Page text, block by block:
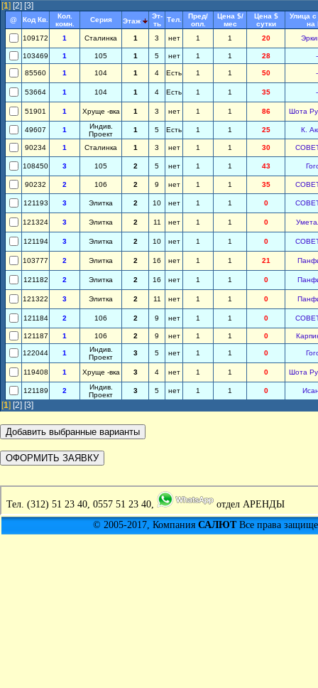
[1] [2] [3]
@ Код Кв.
Кол.
комн.
Серия Этаж
Эт-
ть
Тел.
Пред/
опл.
Цена $/
мес
Цена $
сутки
Улица
на
109172
1 Сталинка 1 3 нет 1 1 20
103469 1 105 1 5 нет 1 1 28 -
85560 1 104 1 4 Есть 1 1 50 -
53664 1 104 1 4 Есть 1 1 35 -
51901 1 Хруще -вка 1 3 нет 1 1 86 Шота
49607 1
Индив.
Проект
1 5 Есть 1 1 25 К.
90234 1 Сталинка 1 3 нет 1 1 30
108450 3 105 2 5 нет 1 1 43
90232 2 106 2 9 нет 1 1 35
121193 3 Элитка 2 10 нет 1 1 0
121324 3 Элитка 2 11 нет 1 1 0
121194 3 Элитка 2 10 нет 1 1 0
103777 2 Элитка 2 16 нет 1 1 21
121182 2 Элитка 2 16 нет 1 1 0
121322 3 Элитка 2 11 нет 1 1 0
121184 2 106 2 9 нет 1 1 0
121187 1 106 2 9 нет 1 1 0
122044 1
Индив.
Проект
3 5 нет 1 1 0
119408 1 Хруще -вка 3 4 нет 1 1 0 Шота
121189 2
Индив.
Проект
3 5 нет 1 1 0
[1] [2] [3]
Тел. (312) 51 23 40, 0557 51 23 40,
отдел АРЕНДЫ
© 2005-2017, Компания САЛЮТВсе права